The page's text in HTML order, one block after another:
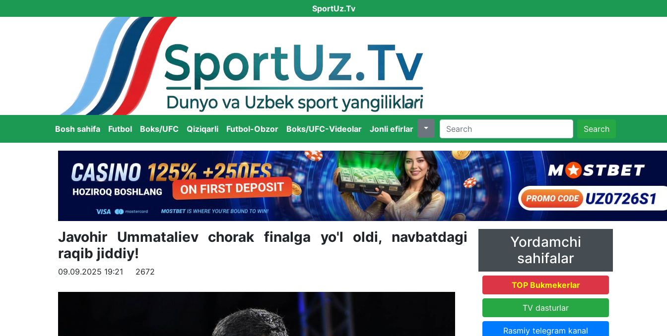
SportUz.Tv
Bosh sahifa Futbol Boks/UFC Qiziqarli Futbol-Obzor Boks/UFC-Videolar Jonli efirlar Search
Javohir Ummataliev chorak finalga yo'l oldi, navbatdagi
raqib jiddiy!
09.09.2025 19:21 2672
Yordamchi
sahifalar
TOP Bukmekerlar
TV dasturlar
Rasmiy telegram kanal